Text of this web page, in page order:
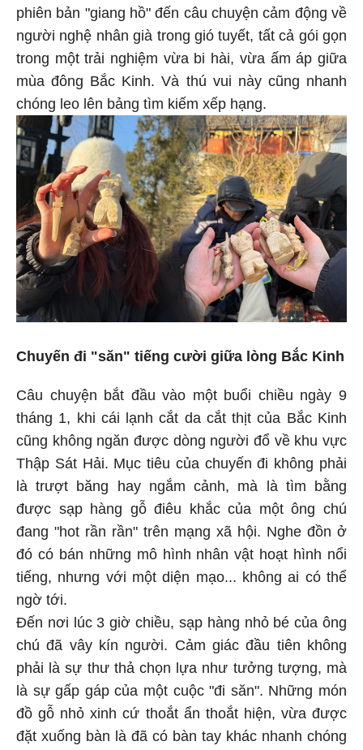
phiên bản "giang hồ" đến câu chuyện cảm động về
người nghệ nhân già trong gió tuyết, tất cả gói gọn
trong một trải nghiệm vừa bi hài, vừa ấm áp giữa
mùa đông Bắc Kinh. Và thú vui này cũng nhanh
chóng leo lên bảng tìm kiếm xếp hạng.
Chuyến đi "săn" tiếng cười giữa lòng Bắc Kinh
Câu chuyện bắt đầu vào một buổi chiều ngày 9
tháng 1, khi cái lạnh cắt da cắt thịt của Bắc Kinh
cũng không ngăn được dòng người đổ về khu vực
Thập Sát Hải. Mục tiêu của chuyến đi không phải
là trượt băng hay ngắm cảnh, mà là tìm bằng
được sạp hàng gỗ điêu khắc của một ông chú
đang "hot rần rần" trên mạng xã hội. Nghe đồn ở
đó có bán những mô hình nhân vật hoạt hình nổi
tiếng, nhưng với một diện mạo... không ai có thể
ngờ tới.
Đến nơi lúc 3 giờ chiều, sạp hàng nhỏ bé của ông
chú đã vây kín người. Cảm giác đầu tiên không
phải là sự thư thả chọn lựa như tưởng tượng, mà
là sự gấp gáp của một cuộc "đi săn". Những món
đồ gỗ nhỏ xinh cứ thoắt ẩn thoắt hiện, vừa được
đặt xuống bàn là đã có bàn tay khác nhanh chóng